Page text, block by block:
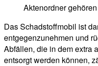
Aktenordner
Das Schadstoffmobil ist
entgegenzunehmen und
Abfällen, die in dem extra
entsorgt werden können,